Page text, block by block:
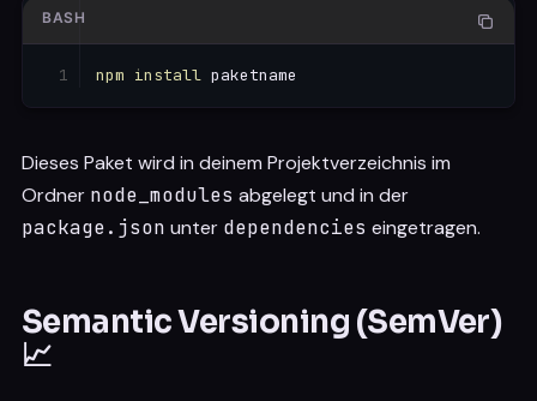
npm install
BASH
Dieses Paket wird in deinem Projektverzeichnis im
Ordner node_modules abgelegt und in der
package.json unter dependencies eingetragen.
Semantic Versioning (SemVer)
📈